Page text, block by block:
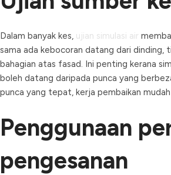
Dalam banyak kes, ujian simulasi air
sama ada kebocoran datang dari dinding,
bahagian atas fasad. Ini penting kerana
boleh datang daripada punca yang
punca yang tepat, kerja pembaikan
Penggunaan
pengesanan